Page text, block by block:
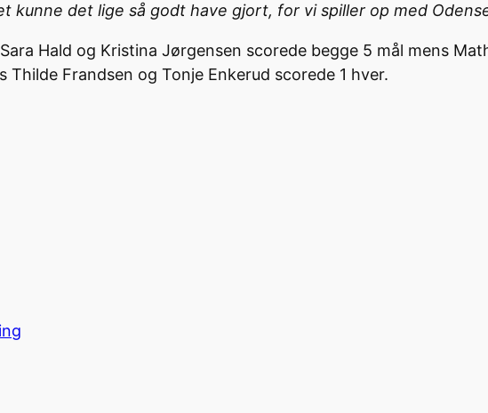
kunne det lige så godt have gjort, for vi spiller op med
Hald og Kristina Jørgensen scorede begge 5 mål mens
Frandsen og Tonje Enkerud scorede 1 hver.